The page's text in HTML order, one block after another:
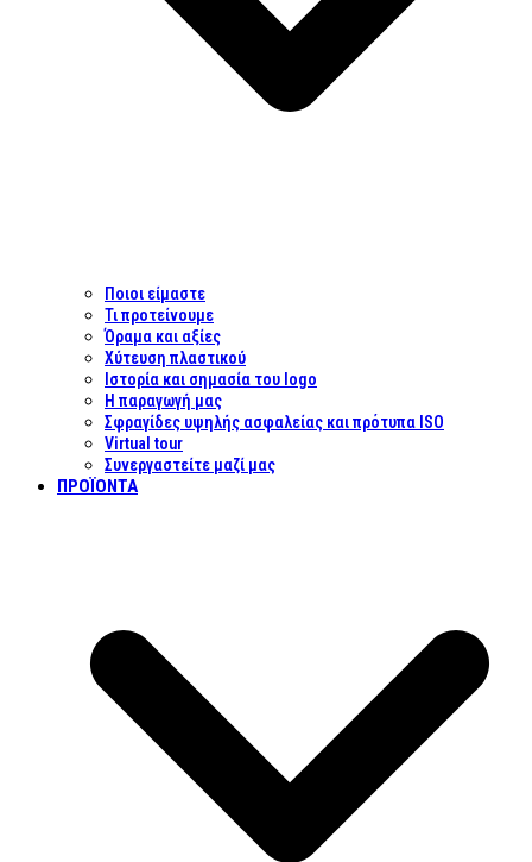
Ποιοι είμαστε
Τι προτείνουμε
Όραμα και αξίες
Χύτευση πλαστικού
Ιστορία και σημασία του logo
Η παραγωγή μας
Σφραγίδες υψηλής ασφαλείας και πρότυπα ISO
Virtual tour
Συνεργαστείτε μαζί μας
ΠΡΟΪΌΝΤΑ